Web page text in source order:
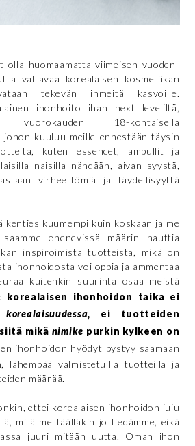
olla huomaamatta viimeisen vuoden-
valtavaa korealaisen kosmetiikan
tekevän ihmeitä kasvoille.
ihonhoito ihan next leveliltä,
vuorokauden 18-kohtaisella
kuuluu meille ennestään täysin
kuten essencet, ampullit ja
naisilla nähdään, aivan syystä,
virheettömiä ja täydellisyyttä
kenties kuumempi kuin koskaan ja me
enenevissä määrin nauttia
inspiroimista tuotteista, mikä on
ihonhoidosta voi oppia ja ammentaa
kuitenkin suurinta osaa meistä
korealaisen ihonhoidon taika ei
korealaisuudessa, ei tuotteiden
mikä nimike purkin kylkeen on
ihonhoidon hyödyt pystyy saamaan
lähempää valmistetuilla tuotteilla ja
määrää.
ettei korealaisen ihonhoidon juju
mitä me täälläkin jo tiedämme, eikä
juuri mitään uutta. Oman ihon